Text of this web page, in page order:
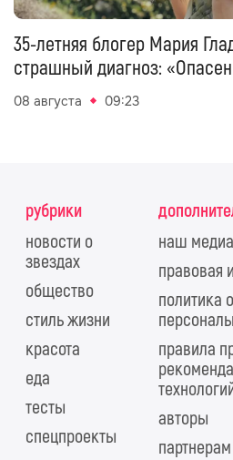
35-летняя блогер Мария
страшный диагноз:
08 августа 09:23
рубрики
новости о
звездах
общество
стиль жизни
красота
еда
тесты
спецпроекты
наш
правовая
политика
правила
авторы
партнерам